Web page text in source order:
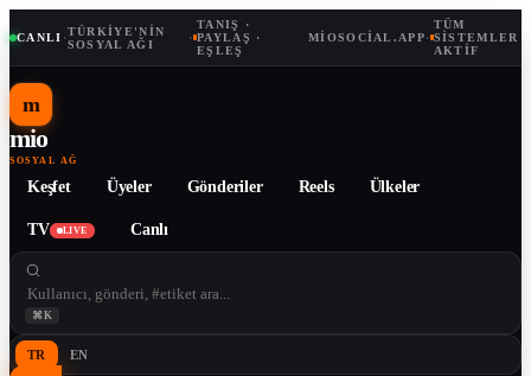
CANLI ·TÜRKIYE'NIN
SOSYAL AĞI
·
TANIŞ ·
PAYLAŞ ·
EŞLEŞ
MIOSOCIAL.APP·
TÜM
SISTEMLER
AKTIF
m
mio
SOSYAL AĞ
Keşfet Üyeler Gönderiler Reels Ülkeler
TV LIVE Canlı
⌘K
TR EN